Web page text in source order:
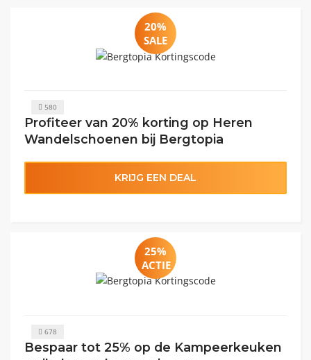
20%
SALE
580
Profiteer van 20% korting op Heren
Wandelschoenen bij Bergtopia
KRIJG EEN DEAL
25%
ACTIE
678
Bespaar tot 25% op de Kampeerkeuken